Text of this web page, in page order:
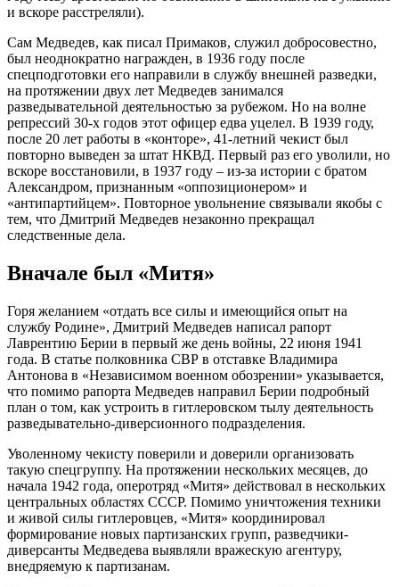
и вскоре расстреляли).
Сам Медведев, как писал Примаков, служил добросовестно,
был неоднократно награжден, в 1936 году после
спецподготовки его направили в службу внешней разведки,
на протяжении двух лет Медведев занимался
разведывательной деятельностью за рубежом. Но на волне
репрессий 30-х годов этот офицер едва уцелел. В 1939 году,
после 20 лет работы в «конторе», 41-летний чекист был
повторно выведен за штат НКВД. Первый раз его уволили, но
вскоре восстановили, в 1937 году – из-за истории с братом
Александром, признанным «оппозиционером» и
«антипартийцем». Повторное увольнение связывали якобы с
тем, что Дмитрий Медведев незаконно прекращал
следственные дела.
Вначале был «Митя»
Горя желанием «отдать все силы и имеющийся опыт на
службу Родине», Дмитрий Медведев написал рапорт
Лаврентию Берии в первый же день войны, 22 июня 1941
года. В статье полковника СВР в отставке Владимира
Антонова в «Независимом военном обозрении» указывается,
что помимо рапорта Медведев направил Берии подробный
план о том, как устроить в гитлеровском тылу деятельность
разведывательно-диверсионного подразделения.
Уволенному чекисту поверили и доверили организовать
такую спецгруппу. На протяжении нескольких месяцев, до
начала 1942 года, оперотряд «Митя» действовал в нескольких
центральных областях СССР. Помимо уничтожения техники
и живой силы гитлеровцев, «Митя» координировал
формирование новых партизанских групп, разведчики-
диверсанты Медведева выявляли вражескую агентуру,
внедряемую к партизанам.